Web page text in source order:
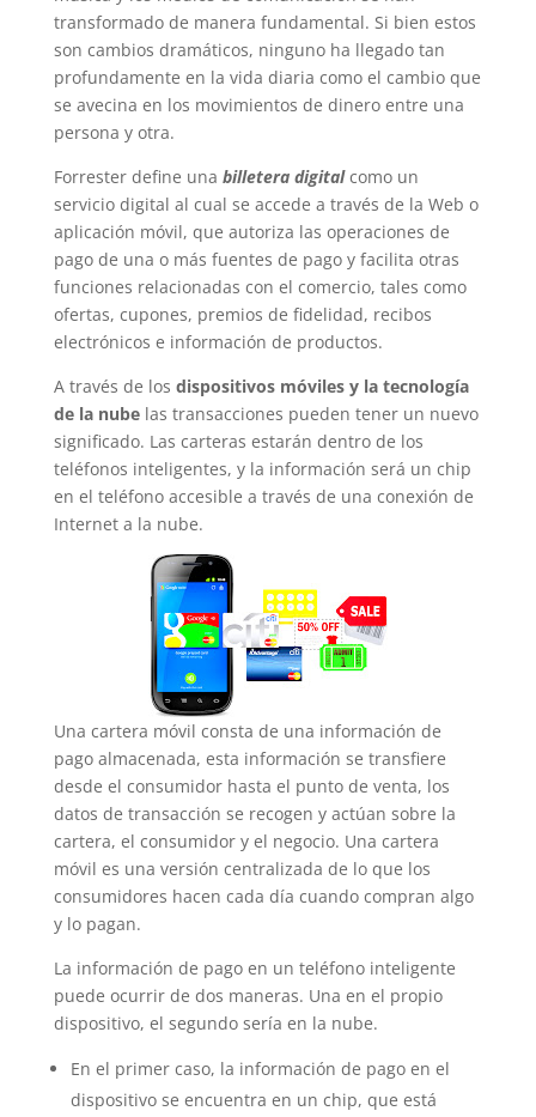
transformado de manera fundamental. Si bien estos
son cambios dramáticos, ninguno ha llegado tan
profundamente en la vida diaria como el cambio que
se avecina en los movimientos de dinero entre una
persona y otra.
Forrester define una billetera digitalcomo un
servicio digital al cual se accede a través de la Web o
aplicación móvil, que autoriza las operaciones de
pago de una o más fuentes de pago y facilita otras
funciones relacionadas con el comercio, tales como
ofertas, cupones, premios de fidelidad, recibos
electrónicos e información de productos.
A través de los dispositivos móviles y la tecnología
de la nubelas transacciones pueden tener un nuevo
significado. Las carteras estarán dentro de los
teléfonos inteligentes, y la información será un chip
en el teléfono accesible a través de una conexión de
Internet a la nube.
Una cartera móvil consta de una información de
pago almacenada, esta información se transfiere
desde el consumidor hasta el punto de venta, los
datos de transacción se recogen y actúan sobre la
cartera, el consumidor y el negocio. Una cartera
móvil es una versión centralizada de lo que los
consumidores hacen cada día cuando compran algo
y lo pagan.
La información de pago en un teléfono inteligente
puede ocurrir de dos maneras. Una en el propio
dispositivo, el segundo sería en la nube.
En el primer caso, la información de pago en el
dispositivo se encuentra en un chip, que está